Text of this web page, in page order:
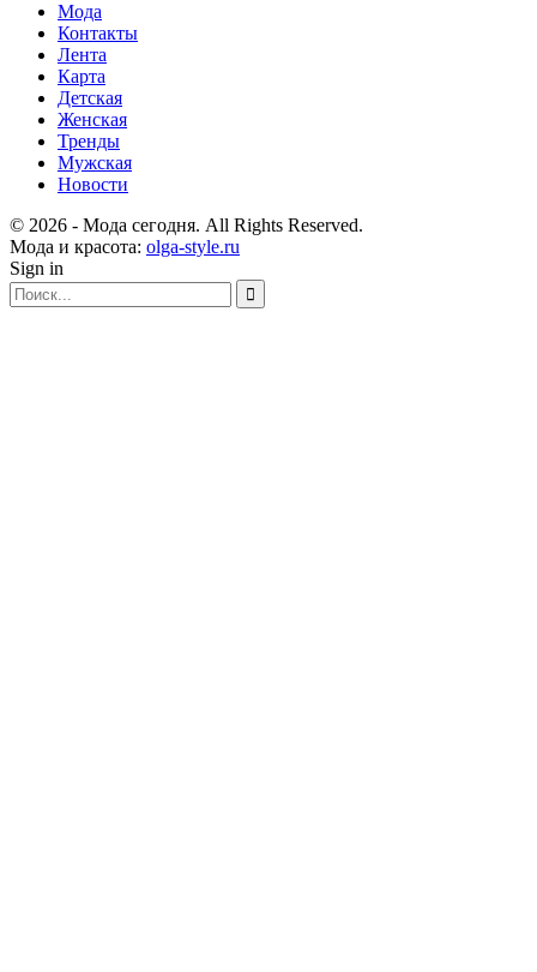
Мода
Контакты
Лента
Карта
Детская
Женская
Тренды
Мужская
Новости
© 2026 - Мода сегодня. All Rights Reserved.
Мода и красота: olga-style.ru
Sign in